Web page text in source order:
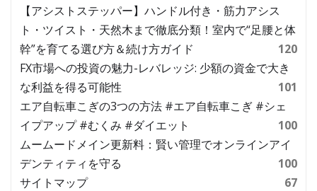
【アシストステッパー】ハンドル付き・筋力アシス
ト・ツイスト・天然木まで徹底分類！室内で“足腰と体
幹”を育てる選び方＆続け方ガイド
120
FX市場への投資の魅力-レバレッジ: 少額の資金で大き
な利益を得る可能性
101
エア自転車こぎの3つの方法 #エア自転車こぎ #シェ
イプアップ #むくみ #ダイエット
100
ムームードメイン更新料：賢い管理でオンラインアイ
デンティティを守る
100
サイトマップ
67